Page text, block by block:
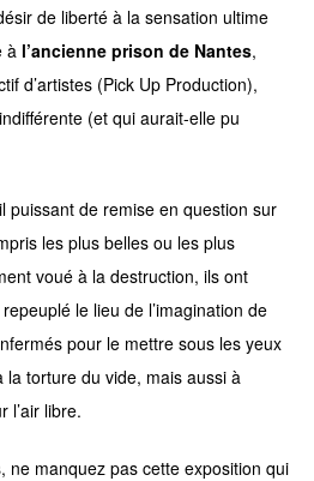
de liberté à la sensation ultime
à l’ancienne prison de Nantes,
d’artistes (Pick Up Production),
(et qui aurait-elle pu
puissant de remise en question sur
les plus belles ou les plus
voué à la destruction, ils ont
le lieu de l’imagination de
pour le mettre sous les yeux
la torture du vide, mais aussi à
l’air libre.
ne manquez pas cette exposition qui